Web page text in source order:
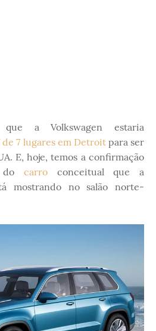
que a Volkswagen estaria
de 7 lugares em Detroitpara ser
E, hoje, temos a confirmação
do carroconceitual que a
mostrando no salão norte-